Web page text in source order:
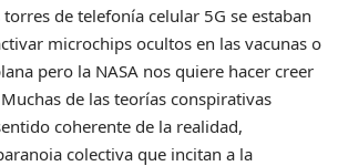
de telefonía celular 5G se estaban
microchips ocultos en las vacunas o
pero la NASA nos quiere hacer creer
de las teorías conspirativas
coherente de la realidad,
colectiva que incitan a la